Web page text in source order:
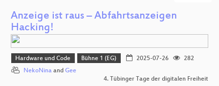
Anzeige ist raus – Abfahrtsanzeigen
Hacking!
Hardware und Code Bühne 1 (EG) 2025-07-26
282
NekoNina and Gee
4. Tübinger Tage der digitalen Freiheit